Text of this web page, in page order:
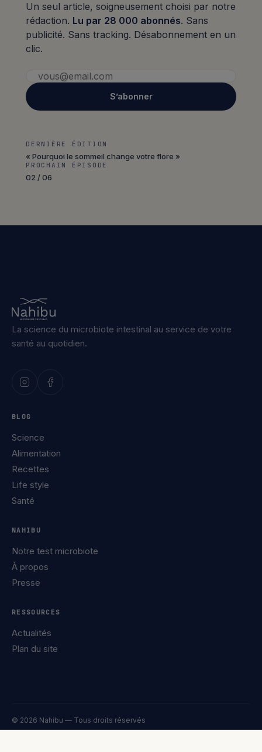
Un seul article, soigneusement choisi par notre
rédaction. Lu par 28 000 abonnés. Sans
publicité. Sans tracking. Désabonnement en un
clic.
S’abonner
DERNIÈRE ÉDITION
« Pourquoi le sommeil change votre flore »
PROCHAIN ÉPISODE
02 / 06
La science du microbiote intestinal au service de votre
santé au quotidien.
BLOG
Science
Alimentation
Recettes
Life style
Santé
NAHIBU
Notre test microbiote
À propos
Presse
RESSOURCES
Actualités
Plan du site
© 2026 Nahibu — Tous droits réservés